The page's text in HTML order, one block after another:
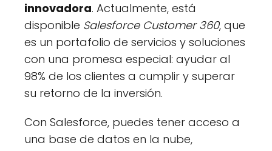
innovadora. Actualmente, está
disponible Salesforce Customer 360, que
es un portafolio de servicios y soluciones
con una promesa especial: ayudar al
98% de los clientes a cumplir y superar
su retorno de la inversión.
Con Salesforce, puedes tener acceso a
una base de datos en la nube,